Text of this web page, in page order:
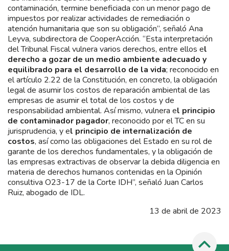
contaminación, termine beneficiada con un menor pago de
impuestos por realizar actividades de remediación o
atención humanitaria que son su obligación”, señaló Ana
Leyva, subdirectora de CooperAcción. “Esta interpretación
del Tribunal Fiscal vulnera varios derechos, entre ellos el
derecho a gozar de un medio ambiente adecuado y
equilibrado para el desarrollo de la vida; reconocido en
el artículo 2.22 de la Constitución, en concreto, la obligación
legal de asumir los costos de reparación ambiental de las
empresas de asumir el total de los costos y de
responsabilidad ambiental. Así mismo, vulnera el principio
de contaminador pagador, reconocido por el TC en su
jurisprudencia, y el principio de internalización de
costos, así como las obligaciones del Estado en su rol de
garante de los derechos fundamentales, y la obligación de
las empresas extractivas de observar la debida diligencia en
materia de derechos humanos contenidas en la Opinión
consultiva O23-17 de la Corte IDH”, señaló Juan Carlos
Ruiz, abogado de IDL.
13 de abril de 2023